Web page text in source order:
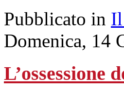
Pubblicato in
Domenica, 14
L’ossessione